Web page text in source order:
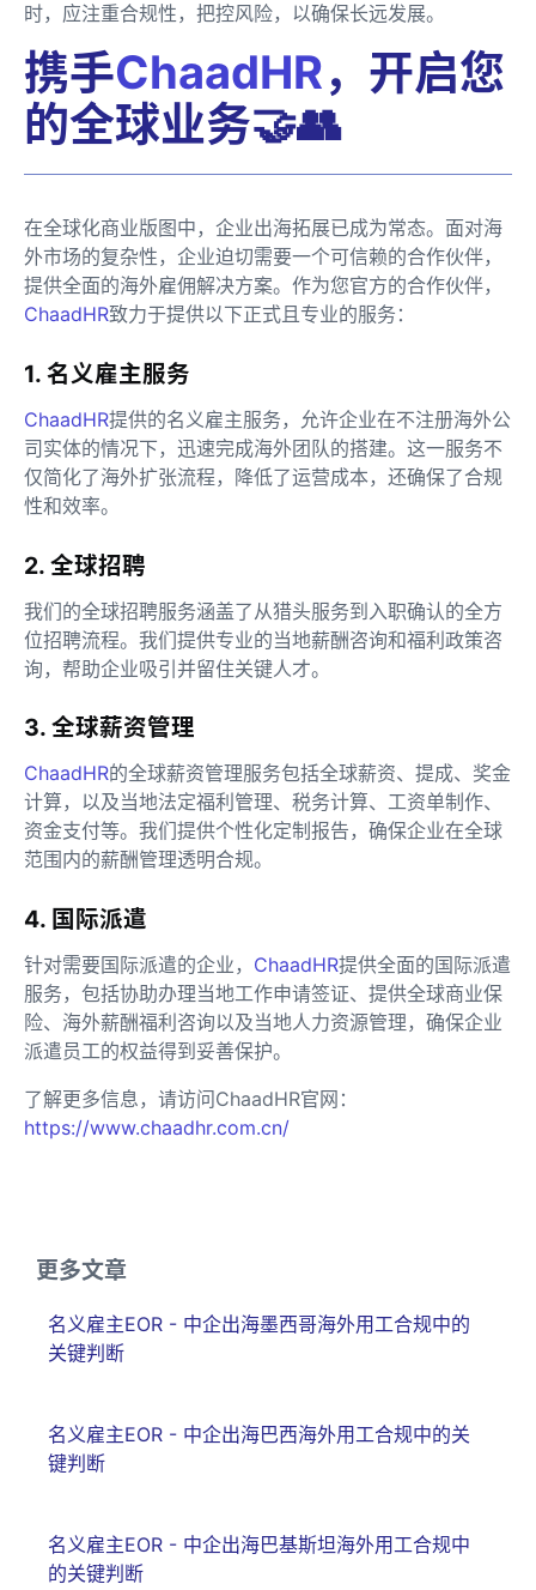
时，应注重合规性，把控风险，以确保长远发展。
携手ChaadHR，开启您
的全球业务🤝👥
在全球化商业版图中，企业出海拓展已成为常态。面对海
外市场的复杂性，企业迫切需要一个可信赖的合作伙伴，
提供全面的海外雇佣解决方案。作为您官方的合作伙伴，
ChaadHR致力于提供以下正式且专业的服务：
1. 名义雇主服务
ChaadHR提供的名义雇主服务，允许企业在不注册海外公
司实体的情况下，迅速完成海外团队的搭建。这一服务不
仅简化了海外扩张流程，降低了运营成本，还确保了合规
性和效率。
2. 全球招聘
我们的全球招聘服务涵盖了从猎头服务到入职确认的全方
位招聘流程。我们提供专业的当地薪酬咨询和福利政策咨
询，帮助企业吸引并留住关键人才。
3. 全球薪资管理
ChaadHR的全球薪资管理服务包括全球薪资、提成、奖金
计算，以及当地法定福利管理、税务计算、工资单制作、
资金支付等。我们提供个性化定制报告，确保企业在全球
范围内的薪酬管理透明合规。
4. 国际派遣
针对需要国际派遣的企业， ChaadHR提供全面的国际派遣
服务，包括协助办理当地工作申请签证、提供全球商业保
险、海外薪酬福利咨询以及当地人力资源管理，确保企业
派遣员工的权益得到妥善保护。
了解更多信息，请访问ChaadHR官网：
https://www.chaadhr.com.cn/
更多文章
名义雇主EOR - 中企出海墨西哥海外用工合规中的
关键判断
名义雇主EOR - 中企出海巴西海外用工合规中的关
键判断
名义雇主EOR - 中企出海巴基斯坦海外用工合规中
的关键判断